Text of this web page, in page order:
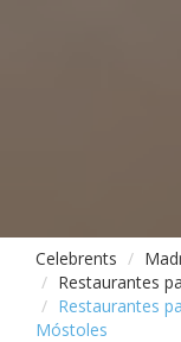
Celebrents
Restaurantes
Restaurantes
Móstoles